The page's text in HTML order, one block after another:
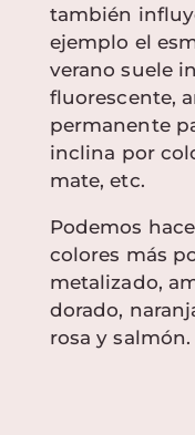
también
ejemplo el
verano suele
fluorescente,
permanente
inclina por
mate, etc.
Podemos
colores más
metalizado,
dorado,
rosa y salmón.